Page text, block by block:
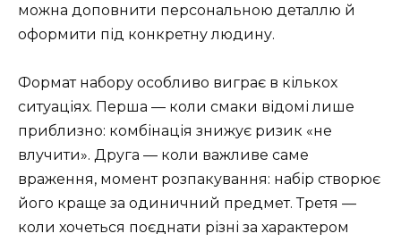
можна доповнити персональною деталлю й
оформити під конкретну людину.
Формат набору особливо виграє в кількох
ситуаціях. Перша — коли смаки відомі лише
приблизно: комбінація знижує ризик «не
влучити». Друга — коли важливе саме
враження, момент розпакування: набір створює
його краще за одиничний предмет. Третя —
коли хочеться поєднати різні за характером